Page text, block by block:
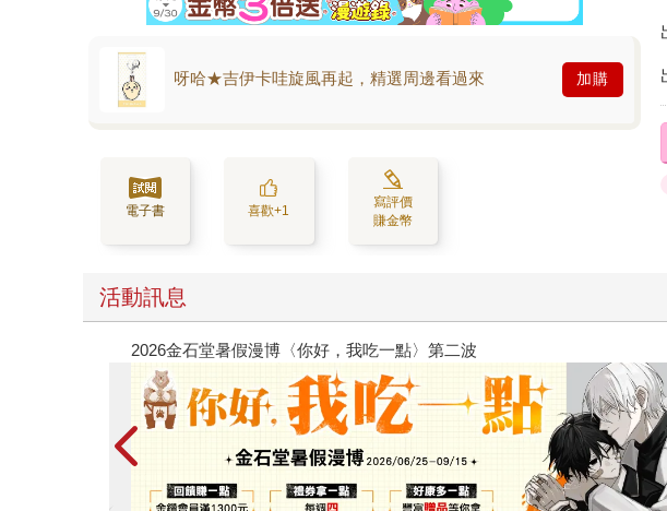
呀哈★吉伊卡哇旋風再起，精選周邊看過來 加購
電子書 喜歡+1
寫評價
賺金幣
活動訊息
春光ｘ奇幻基地｜全書系展